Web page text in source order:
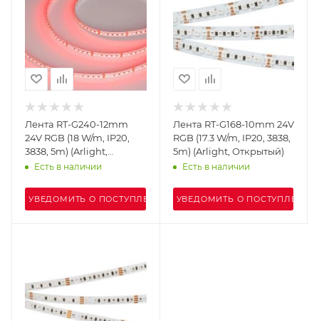
Лента RT-G240-12mm
24V RGB (18 W/m, IP20,
3838, 5m) (Arlight,
Открытый)
Есть в наличии
УВЕДОМИТЬ О ПОСТУПЛЕНИИ
Лента RT-G168-10mm 24V
RGB (17.3 W/m, IP20, 3838,
5m) (Arlight, Открытый)
Есть в наличии
УВЕДОМИТЬ О ПОСТУПЛЕНИИ